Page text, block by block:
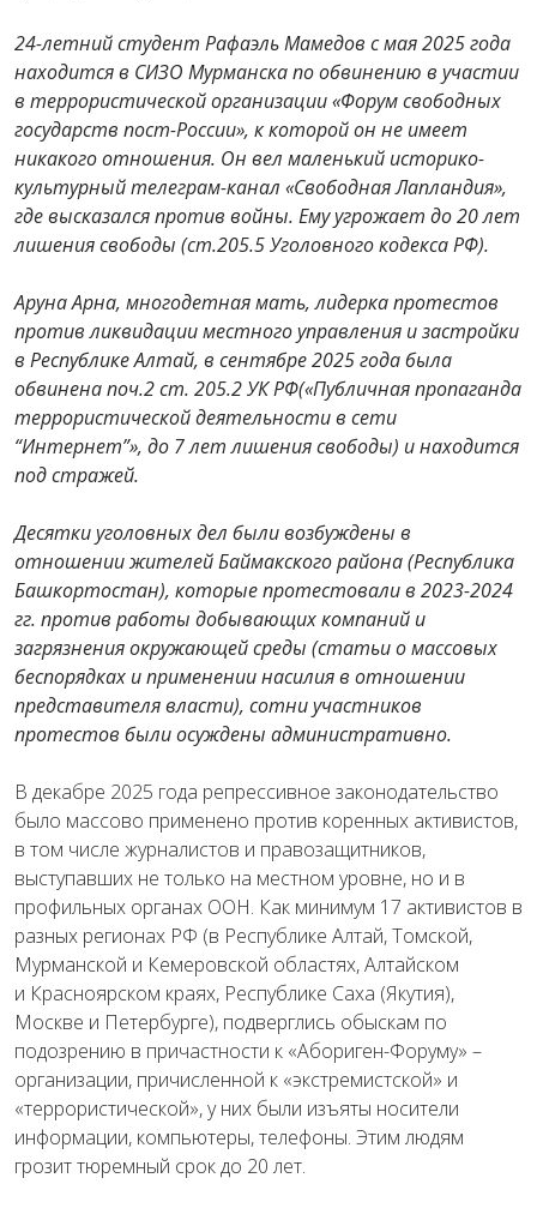
24-летний студент Рафаэль Мамедов с мая 2025 года
находится в СИЗО Мурманска по обвинению в участии
в террористической организации «Форум свободных
государств пост-России», к которой он не имеет
никакого отношения. Он вел маленький историко-
культурный телеграм-канал «Свободная Лапландия»,
где высказался против войны. Ему угрожает до 20 лет
лишения свободы (ст.205.5 Уголовного кодекса РФ).
Аруна Арна, многодетная мать, лидерка протестов
против ликвидации местного управления и застройки
в Республике Алтай, в сентябре 2025 года была
обвинена поч.2 ст. 205.2 УК РФ(«Публичная пропаганда
террористической деятельности в сети
“Интернет”», до 7 лет лишения свободы) и находится
под стражей.
Десятки уголовных дел были возбуждены в
отношении жителей Баймакского района (Республика
Башкортостан), которые протестовали в 2023-2024
гг. против работы добывающих компаний и
загрязнения окружающей среды (статьи о массовых
беспорядках и применении насилия в отношении
представителя власти), сотни участников
протестов были осуждены административно.
В декабре 2025 года репрессивное законодательство
было массово применено против коренных активистов,
в том числе журналистов и правозащитников,
выступавших не только на местном уровне, но и в
профильных органах ООН. Как минимум 17 активистов в
разных регионах РФ (в Республике Алтай, Томской,
Мурманской и Кемеровской областях, Алтайском
и Красноярском краях, Республике Саха (Якутия),
Москве и Петербурге), подверглись обыскам по
подозрению в причастности к «Абориген-Форуму» –
организации, причисленной к «экстремистской» и
«террористической», у них были изъяты носители
информации, компьютеры, телефоны. Этим людям
грозит тюремный срок до 20 лет.